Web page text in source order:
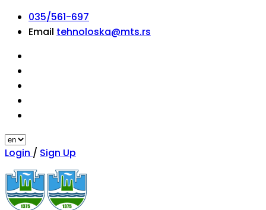
035/561-697
Email tehnoloska@mts.rs
Login / Sign Up